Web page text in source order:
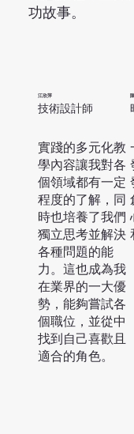
功故事。
江欣萍
技術設計師
實踐的多元化教
學內容讓我對各
個領域都有一定
程度的了解，同
時也培養了我們
獨立思考並解決
各種問題的能
力。這也成為我
在業界的一大優
勢，能夠嘗試各
個職位，並從中
找到自己喜歡且
適合的角色。